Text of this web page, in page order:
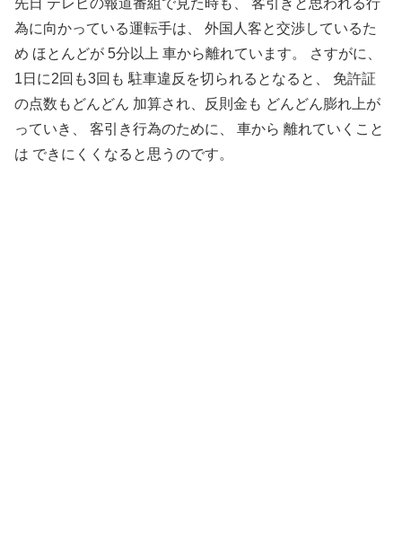
為に向かっている運転手は、 外国人客と交渉しているた
め ほとんどが 5分以上 車から離れています。 さすがに、
1日に2回も3回も 駐車違反を切られるとなると、 免許証
の点数もどんどん 加算され、反則金も どんどん膨れ上が
っていき、 客引き行為のために、 車から 離れていくこと
は できにくくなると思うのです。